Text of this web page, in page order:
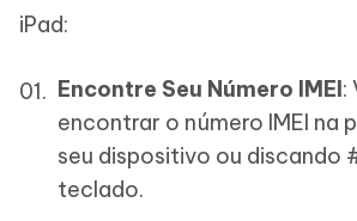
iPad:
Encontre Seu Número IMEI:
encontrar o número IMEI na
seu dispositivo ou discando
teclado.